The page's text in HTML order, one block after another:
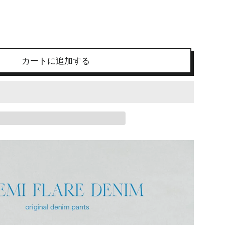
カートに追加する